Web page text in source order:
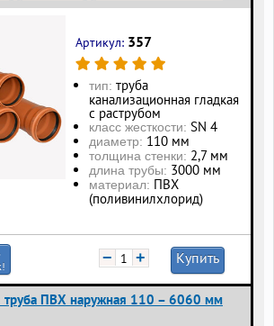
Артикул: 357
тип: труба
канализационная гладкая
с раструбом
класс жесткости: SN 4
диаметр: 110 мм
толщина стенки: 2,7 мм
длина трубы: 3000 мм
материал: ПВХ
(поливинилхлорид)
− + Купить
труба ПВХ наружная 110 – 6060 мм